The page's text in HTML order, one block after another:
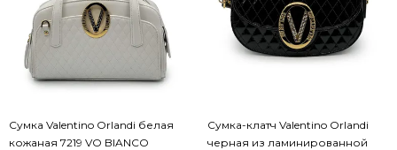
Сумка Valentino Orlandi белая
кожаная 7219 VO BIANCO
Сумка-клатч Valentino Orlandi
черная из ламинированной